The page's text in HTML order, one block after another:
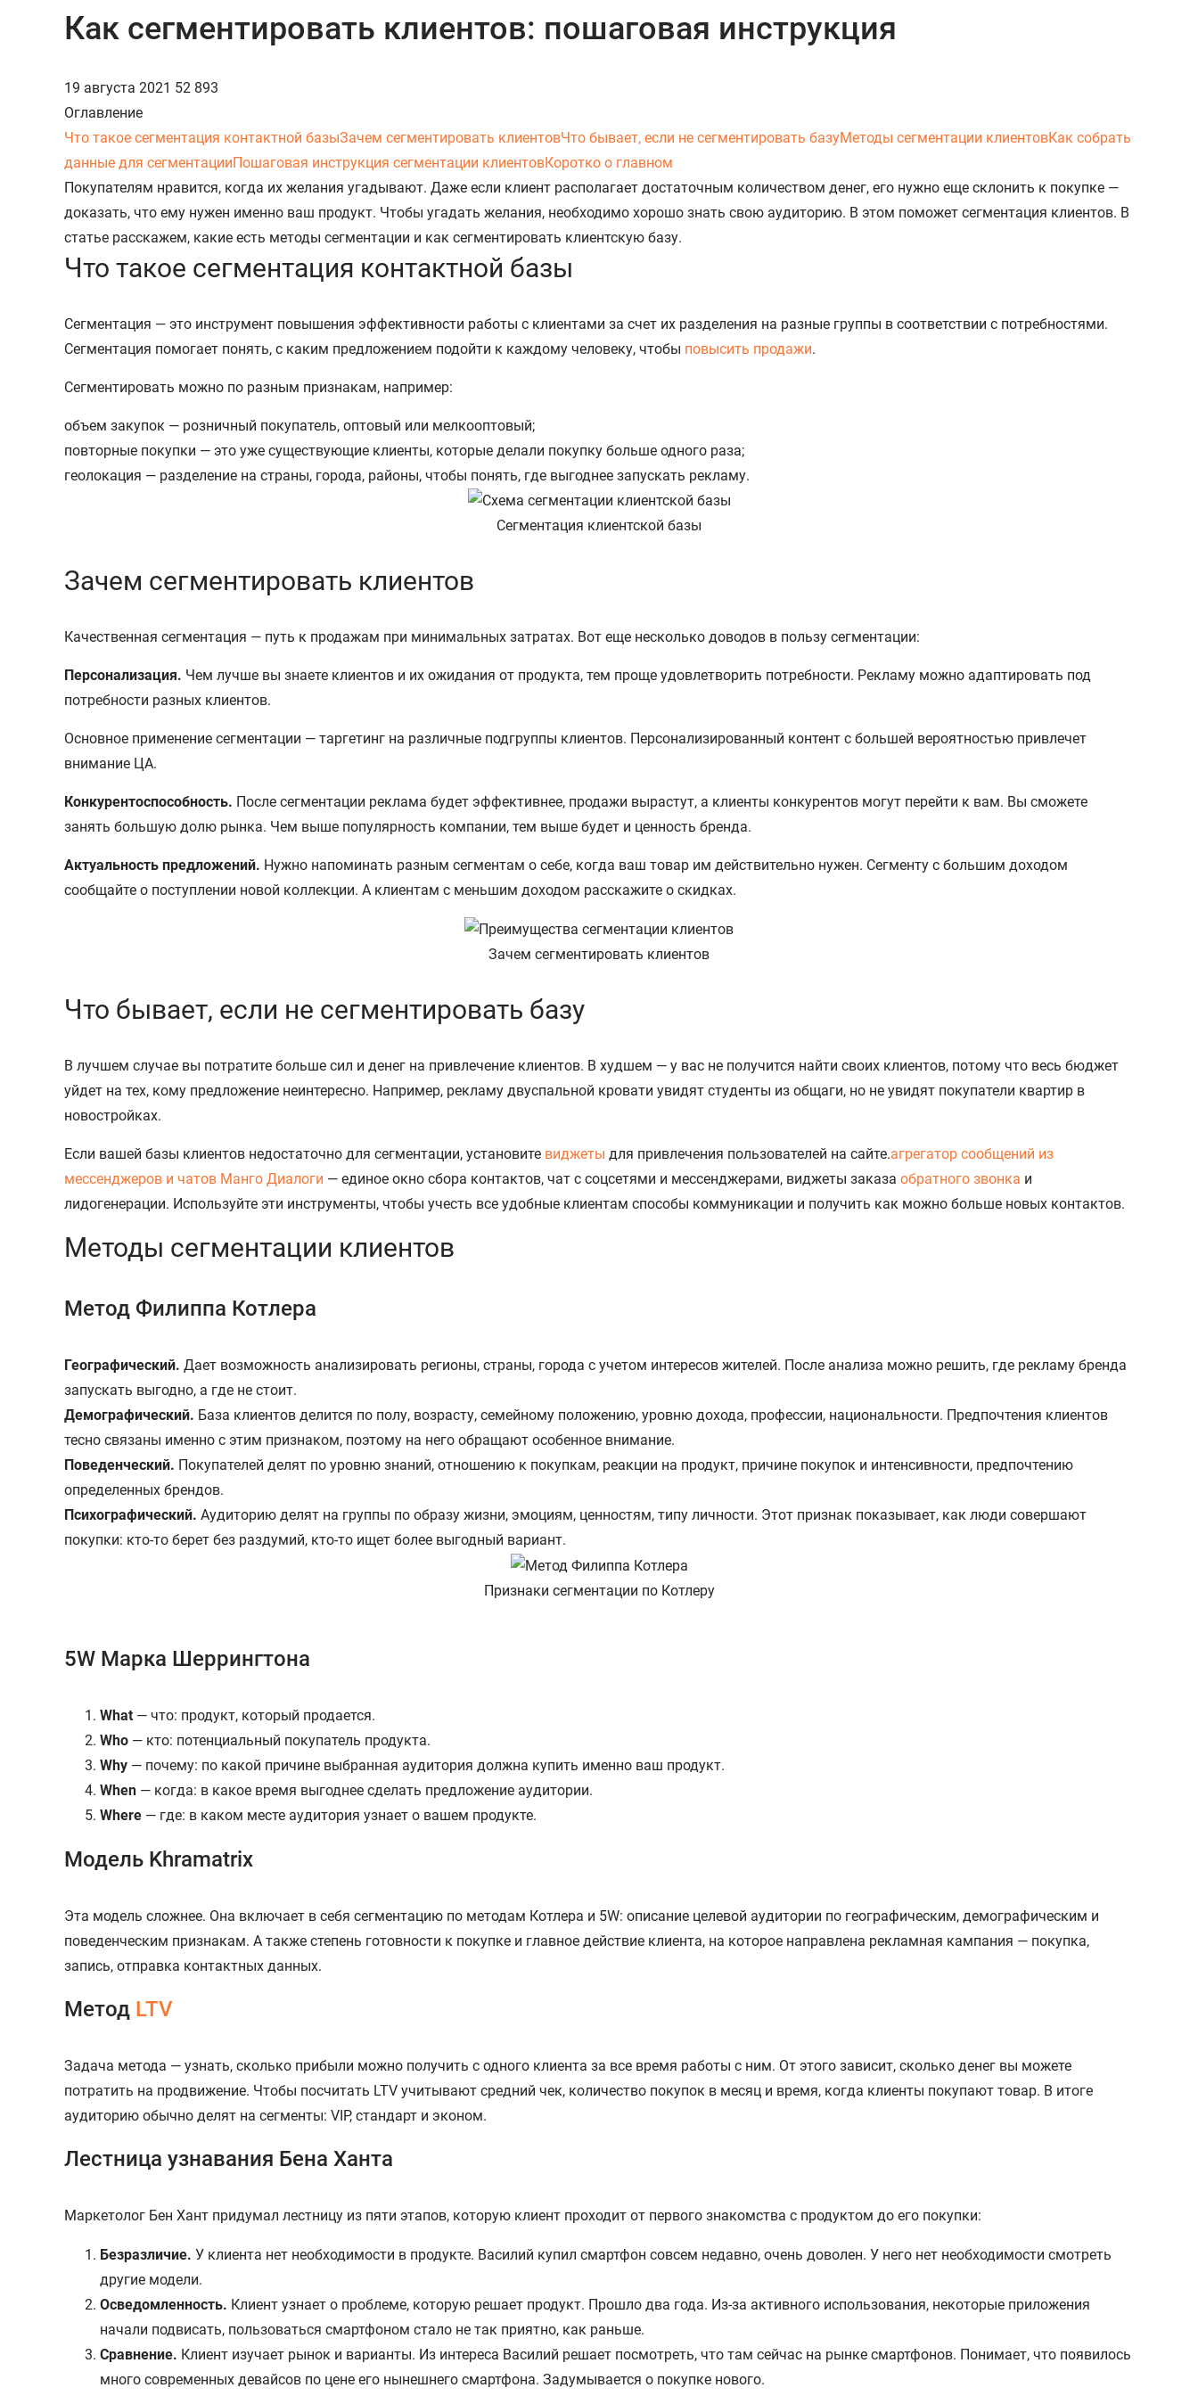
Как сегментировать клиентов: пошаговая инструкция
19 августа 2021 52 893
Оглавление
Что такое сегментация контактной базыЗачем сегментировать клиентовЧто бывает, если не сегментировать базуМетоды сегментации клиентовКак собрать
данные для сегментацииПошаговая инструкция сегментации клиентовКоротко о главном
Покупателям нравится, когда их желания угадывают. Даже если клиент располагает достаточным количеством денег, его нужно еще склонить к покупке —
доказать, что ему нужен именно ваш продукт. Чтобы угадать желания, необходимо хорошо знать свою аудиторию. В этом поможет сегментация клиентов. В
статье расскажем, какие есть методы сегментации и как сегментировать клиентскую базу.
Что такое сегментация контактной базы
Сегментация — это инструмент повышения эффективности работы с клиентами за счет их разделения на разные группы в соответствии с потребностями.
Сегментация помогает понять, с каким предложением подойти к каждому человеку, чтобы повысить продажи.
Сегментировать можно по разным признакам, например:
объем закупок — розничный покупатель, оптовый или мелкооптовый;
повторные покупки — это уже существующие клиенты, которые делали покупку больше одного раза;
геолокация — разделение на страны, города, районы, чтобы понять, где выгоднее запускать рекламу.
Сегментация клиентской базы
Зачем сегментировать клиентов
Качественная сегментация — путь к продажам при минимальных затратах. Вот еще несколько доводов в пользу сегментации:
Персонализация. Чем лучше вы знаете клиентов и их ожидания от продукта, тем проще удовлетворить потребности. Рекламу можно адаптировать под
потребности разных клиентов.
Основное применение сегментации — таргетинг на различные подгруппы клиентов. Персонализированный контент с большей вероятностью привлечет
внимание ЦА.
Конкурентоспособность. После сегментации реклама будет эффективнее, продажи вырастут, а клиенты конкурентов могут перейти к вам. Вы сможете
занять большую долю рынка. Чем выше популярность компании, тем выше будет и ценность бренда.
Актуальность предложений. Нужно напоминать разным сегментам о себе, когда ваш товар им действительно нужен. Сегменту с большим доходом
сообщайте о поступлении новой коллекции. А клиентам с меньшим доходом расскажите о скидках.
Зачем сегментировать клиентов
Что бывает, если не сегментировать базу
В лучшем случае вы потратите больше сил и денег на привлечение клиентов. В худшем — у вас не получится найти своих клиентов, потому что весь бюджет
уйдет на тех, кому предложение неинтересно. Например, рекламу двуспальной кровати увидят студенты из общаги, но не увидят покупатели квартир в
новостройках.
Если вашей базы клиентов недостаточно для сегментации, установите виджеты для привлечения пользователей на сайте.агрегатор сообщений из
мессенджеров и чатов Манго Диалоги — единое окно сбора контактов, чат с соцсетями и мессенджерами, виджеты заказа обратного звонка и
лидогенерации. Используйте эти инструменты, чтобы учесть все удобные клиентам способы коммуникации и получить как можно больше новых контактов.
Методы сегментации клиентов
Метод Филиппа Котлера
Географический. Дает возможность анализировать регионы, страны, города с учетом интересов жителей. После анализа можно решить, где рекламу бренда
запускать выгодно, а где не стоит.
Демографический. База клиентов делится по полу, возрасту, семейному положению, уровню дохода, профессии, национальности. Предпочтения клиентов
тесно связаны именно с этим признаком, поэтому на него обращают особенное внимание.
Поведенческий. Покупателей делят по уровню знаний, отношению к покупкам, реакции на продукт, причине покупок и интенсивности, предпочтению
определенных брендов.
Психографический. Аудиторию делят на группы по образу жизни, эмоциям, ценностям, типу личности. Этот признак показывает, как люди совершают
покупки: кто-то берет без раздумий, кто-то ищет более выгодный вариант.
Признаки сегментации по Котлеру
5W Марка Шеррингтона
What — что: продукт, который продается.
Who — кто: потенциальный покупатель продукта.
Why — почему: по какой причине выбранная аудитория должна купить именно ваш продукт.
When — когда: в какое время выгоднее сделать предложение аудитории.
Where — где: в каком месте аудитория узнает о вашем продукте.
Модель Khramatrix
Эта модель сложнее. Она включает в себя сегментацию по методам Котлера и 5W: описание целевой аудитории по географическим, демографическим и
поведенческим признакам. А также степень готовности к покупке и главное действие клиента, на которое направлена рекламная кампания — покупка,
запись, отправка контактных данных.
Метод LTV
Задача метода — узнать, сколько прибыли можно получить с одного клиента за все время работы с ним. От этого зависит, сколько денег вы можете
потратить на продвижение. Чтобы посчитать LTV учитывают средний чек, количество покупок в месяц и время, когда клиенты покупают товар. В итоге
аудиторию обычно делят на сегменты: VIP, стандарт и эконом.
Лестница узнавания Бена Ханта
Маркетолог Бен Хант придумал лестницу из пяти этапов, которую клиент проходит от первого знакомства с продуктом до его покупки:
Безразличие. У клиента нет необходимости в продукте. Василий купил смартфон совсем недавно, очень доволен. У него нет необходимости смотреть
другие модели.
Осведомленность. Клиент узнает о проблеме, которую решает продукт. Прошло два года. Из-за активного использования, некоторые приложения
начали подвисать, пользоваться смартфоном стало не так приятно, как раньше.
Сравнение. Клиент изучает рынок и варианты. Из интереса Василий решает посмотреть, что там сейчас на рынке смартфонов. Понимает, что появилось
много современных девайсов по цене его нынешнего смартфона. Задумывается о покупке нового.